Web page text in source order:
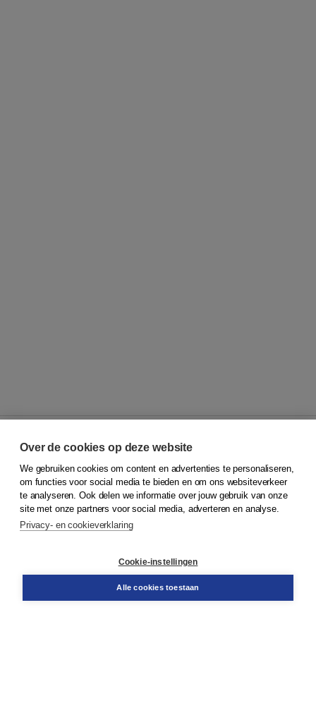
© 2026Koninklijke Boom uitgevers
Klantenservice
Service & informatie
Contact
Over de cookies op deze website
We gebruiken cookies om content en advertenties te personaliseren,
om functies voor social media te bieden en om ons websiteverkeer
te analyseren. Ook delen we informatie over jouw gebruik van onze
site met onze partners voor social media, adverteren en analyse.
Privacy- en cookieverklaring
Cookie-instellingen
Alle cookies toestaan